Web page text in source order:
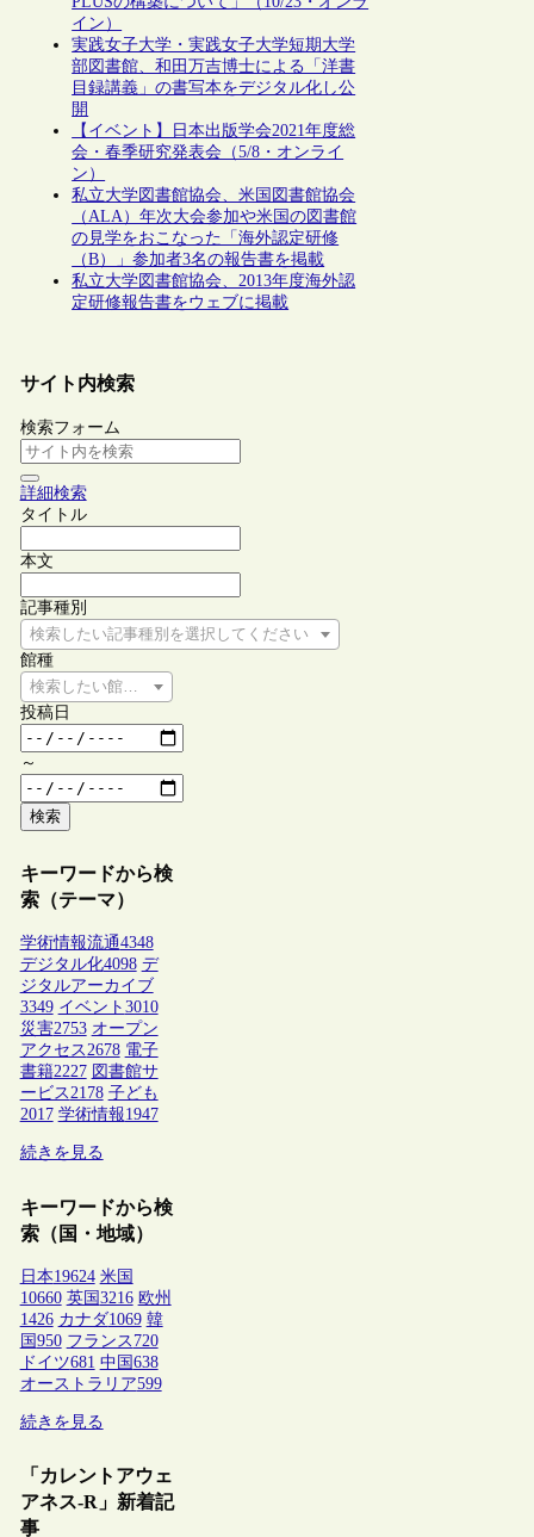
イン）
実践女子大学・実践女子大学短期大学
部図書館、和田万吉博士による「洋書
目録講義」の書写本をデジタル化し公
開
【イベント】日本出版学会2021年度総
会・春季研究発表会（5/8・オンライ
ン）
私立大学図書館協会、米国図書館協会
（ALA）年次大会参加や米国の図書館
の見学をおこなった「海外認定研修
（B）」参加者3名の報告書を掲載
私立大学図書館協会、2013年度海外認
定研修報告書をウェブに掲載
サイト内検索
検索フォーム
詳細検索
タイトル
本文
記事種別
検索したい記事種別を選択してください
館種
検索したい館種を選択してください
投稿日
～
検索
キーワードから検
索（テーマ）
学術情報流通4348
デジタル化4098 デ
ジタルアーカイブ
3349 イベント 3010
災害2753 オープン
アクセス2678 電子
書籍2227 図書館サ
ービス2178 子ども
2017 学術情報1947
続きを見る
キーワードから検
索（国・地域）
日本19624 米国
10660 英国 3216 欧州
1426 カナダ1069 韓
国 950 フランス 720
ドイツ681 中国 638
オーストラリア599
続きを見る
「カレントアウェ
アネス-R」新着記
事